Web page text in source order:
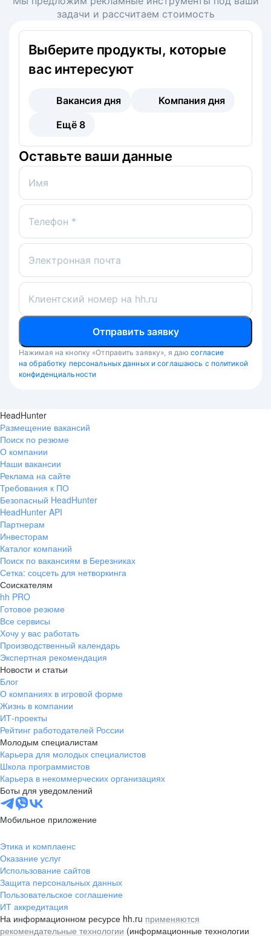
задачи и рассчитаем стоимость
Выберите продукты, которые
вас интересуют
Вакансия дня
Компания дня
Ещё 8
Оставьте ваши данные
Имя
Телефон *
Электронная почта
Клиентский номер на hh.ru
Отправить заявку
Нажимая на кнопку «Отправить заявку», я даю согласие
на обработку персональных данных и соглашаюсь с политикой
конфиденциальности
HeadHunter
Размещение вакансий
Поиск по резюме
О компании
Наши вакансии
Реклама на сайте
Требования к ПО
Безопасный HeadHunter
HeadHunter API
Партнерам
Инвесторам
Каталог компаний
Поиск по вакансиям в Березниках
Сетка: соцсеть для нетворкинга
Соискателям
hh PRO
Готовое резюме
Все сервисы
Хочу у вас работать
Производственный календарь
Экспертная рекомендация
Новости и статьи
Блог
О компаниях в игровой форме
Жизнь в компании
ИТ-проекты
Рейтинг работодателей России
Молодым специалистам
Карьера для молодых специалистов
Школа программистов
Карьера в некоммерческих организациях
Боты для уведомлений
Мобильное приложение
Этика и комплаенс
Оказание услуг
Использование сайтов
Защита персональных данных
Пользовательское соглашение
ИТ аккредитация
На информационном ресурсе hh.ru применяются
рекомендательные технологии (информационные технологии